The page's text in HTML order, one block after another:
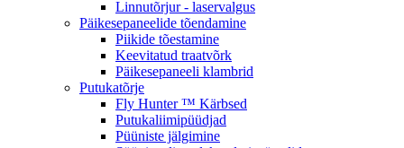
Linnutõrjur - laservalgus
Päikesepaneelide tõendamine
Piikide tõestamine
Keevitatud traatvõrk
Päikesepaneeli klambrid
Putukatõrje
Fly Hunter ™ Kärbsed
Putukaliimipüüdjad
Püüniste jälgimine